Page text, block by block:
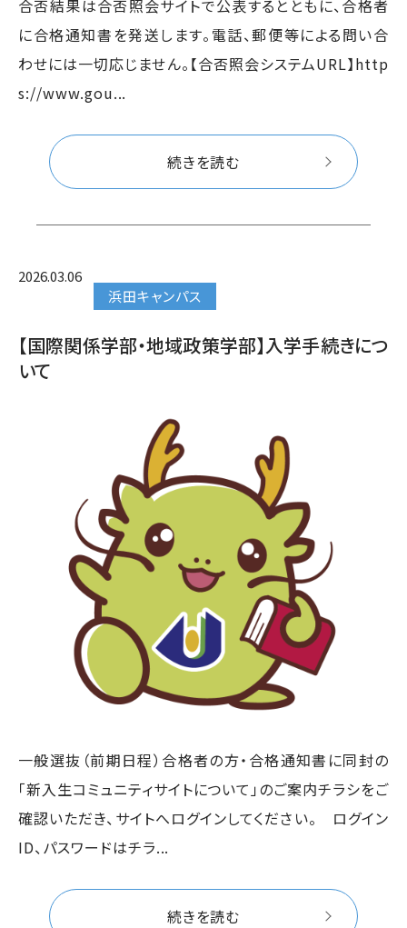
合否結果は合否照会サイトで公表するとともに、合格者
に合格通知書を発送します。電話、郵便等による問い合
わせには一切応じません。【合否照会システムURL】http
s://www.gou...
続きを読む
2026.03.06
浜田キャンパス
【国際関係学部・地域政策学部】入学手続きにつ
いて
一般選抜（前期日程）合格者の方・合格通知書に同封の
「新入生コミュニティサイトについて」のご案内チラシをご
確認いただき、サイトへログインしてください。 ログイン
ID、パスワードはチラ...
続きを読む